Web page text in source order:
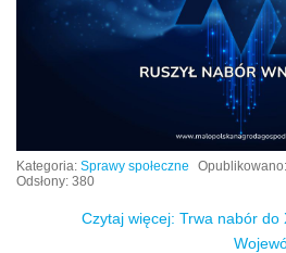
Kategoria: Sprawy społeczne
Odsłony: 380
Czytaj więcej: Trwa nabór